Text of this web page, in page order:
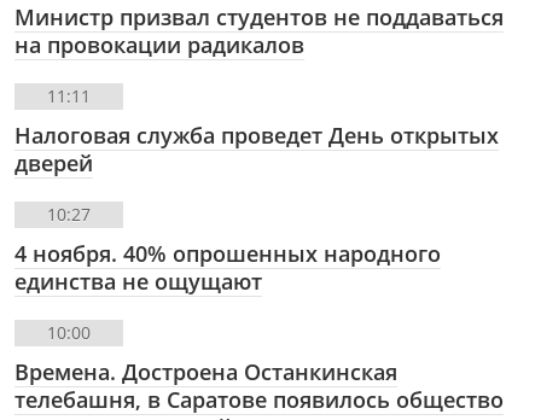
Министр призвал студентов не поддаваться
на провокации радикалов
11:11
Налоговая служба проведет День открытых
дверей
10:27
4 ноября. 40% опрошенных народного
единства не ощущают
10:00
Времена. Достроена Останкинская
телебашня, в Саратове появилось общество